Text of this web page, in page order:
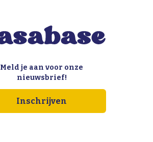
Meld je aan voor onze
nieuwsbrief!
Inschrijven